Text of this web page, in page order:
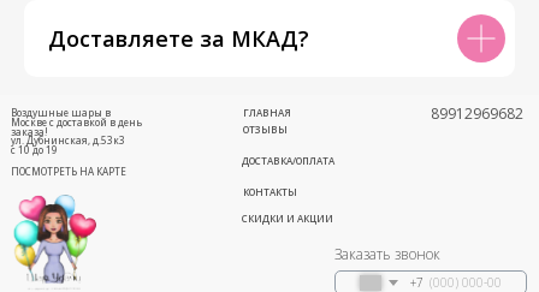
Доставляете за МКАД?
ул. Дубнинская, д.53к3
с 10 до 19
ПОСМОТРЕТЬ НА КАРТЕ
ОТЗЫВЫ
ГЛАВНАЯ
ДОСТАВКА/ОПЛАТА
СКИДКИ И АКЦИИ
КОНТАКТЫ
89912969682
Воздушные шары в
Москве с доставкой в день
заказа!
Заказать звонок
+7